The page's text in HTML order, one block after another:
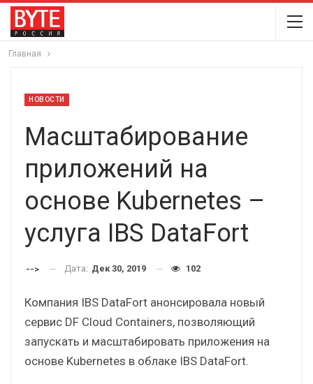
Главная
НОВОСТИ
Масштабирование
приложений на
основе Kubernetes –
услуга IBS DataFort
--> Дата: Дек 30, 2019 102
Компания IBS DataFort анонсировала новый
сервис DF Cloud Containers, позволяющий
запускать и масштабировать приложения на
основе Kubernetes в облаке IBS DataFort.